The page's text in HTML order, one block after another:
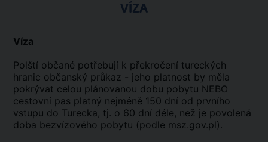
VÍZA
Víza
Polští občané potřebují k překročení tureckých
hranic občanský průkaz - jeho platnost by měla
pokrývat celou plánovanou dobu pobytu NEBO
cestovní pas platný nejméně 150 dní od prvního
vstupu do Turecka, tj. o 60 dní déle, než je povolená
doba bezvízového pobytu (podle msz.gov.pl).